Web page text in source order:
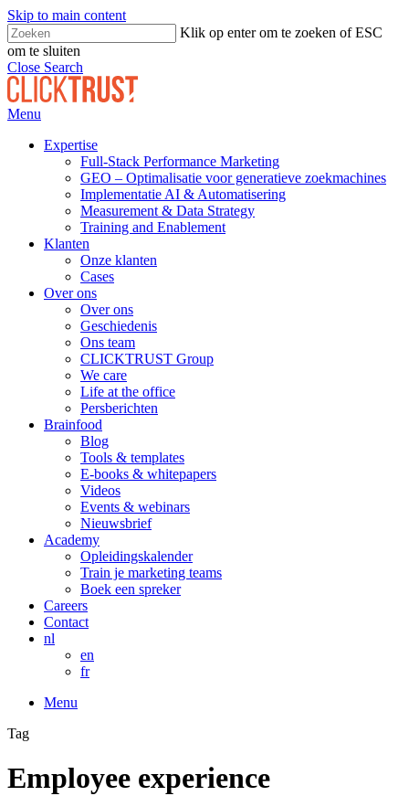
Skip to main content
Klik op enter om te zoeken of ESC
om te sluiten
Close Search
Menu
Expertise
Full-Stack Performance Marketing
GEO – Optimalisatie voor generatieve zoekmachines
Implementatie AI & Automatisering
Measurement & Data Strategy
Training and Enablement
Klanten
Onze klanten
Cases
Over ons
Over ons
Geschiedenis
Ons team
CLICKTRUST Group
We care
Life at the office
Persberichten
Brainfood
Blog
Tools & templates
E-books & whitepapers
Videos
Events & webinars
Nieuwsbrief
Academy
Opleidingskalender
Train je marketing teams
Boek een spreker
Careers
Contact
nl
en
fr
Menu
Tag
Employee experience